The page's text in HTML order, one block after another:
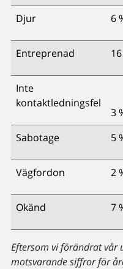
Djur
6
Entreprenad
Inte
kontaktledningsfel
3
Sabotage
5
Vägfordon
2
Okänd
7
Eftersom vi förändrat vår
motsvarande siffror för